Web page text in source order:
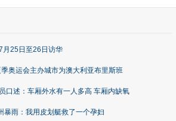
月25日至26日访华
奥运会主办城市为澳大利亚布里斯班
口述：车厢外水有一人多高 车厢内缺氧
暴雨：我用皮划艇救了一个孕妇